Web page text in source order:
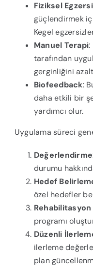
Fiziksel
güçlendirmek
Kegel
Manuel Terapi:
tarafından
gerginliğini
Biofeedback:
daha etkili bir
yardımcı olur.
Uygulama süreci
Değerlendirme
durumu
Hedef
özel hedefler
Rehabilitasyon
programı
Düzenli
ilerleme
plan